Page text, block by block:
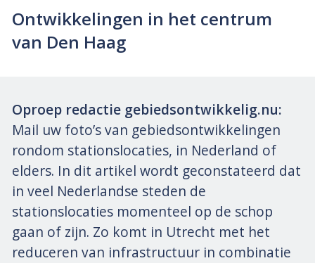
Ontwikkelingen in het centrum
van Den Haag
Oproep redactie gebiedsontwikkelig.nu:
Mail uw foto’s van gebiedsontwikkelingen
rondom stationslocaties, in Nederland of
elders. In dit artikel wordt geconstateerd dat
in veel Nederlandse steden de
stationslocaties momenteel op de schop
gaan of zijn. Zo komt in Utrecht met het
reduceren van infrastructuur in combinatie